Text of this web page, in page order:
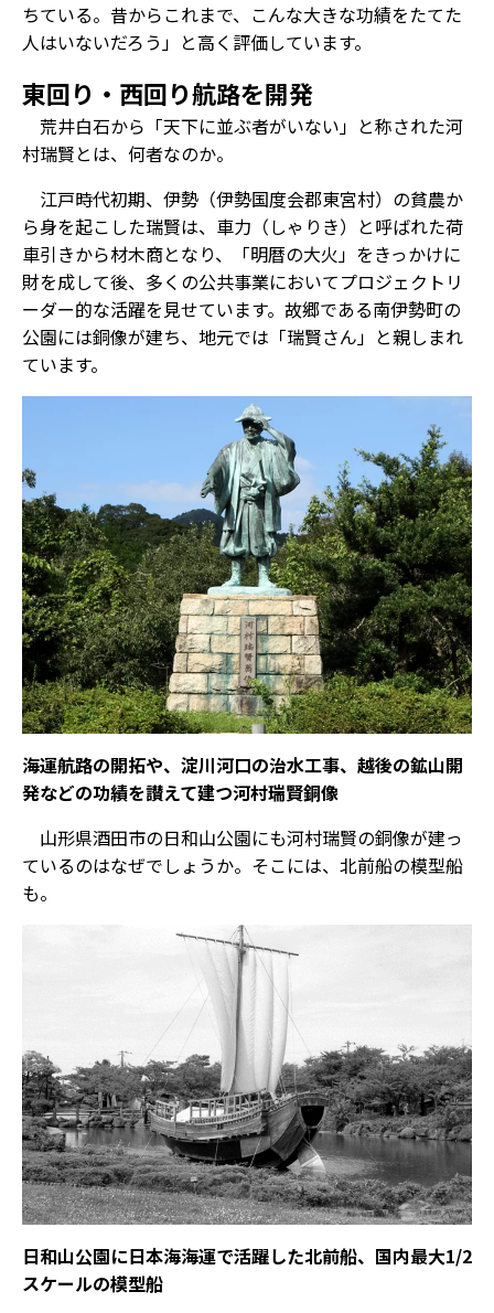
ちている。昔からこれまで、こんな大きな功績をたてた
人はいないだろう」と高く評価しています。
東回り・西回り航路を開発
荒井白石から「天下に並ぶ者がいない」と称された河
村瑞賢とは、何者なのか。
江戸時代初期、伊勢（伊勢国度会郡東宮村）の貧農か
ら身を起こした瑞賢は、車力（しゃりき）と呼ばれた荷
車引きから材木商となり、「明暦の大火」をきっかけに
財を成して後、多くの公共事業においてプロジェクトリ
ーダー的な活躍を見せています。故郷である南伊勢町の
公園には銅像が建ち、地元では「瑞賢さん」と親しまれ
ています。
海運航路の開拓や、淀川河口の治水工事、越後の鉱山開
発などの功績を讃えて建つ河村瑞賢銅像
山形県酒田市の日和山公園にも河村瑞賢の銅像が建っ
ているのはなぜでしょうか。そこには、北前船の模型船
も。
日和山公園に日本海海運で活躍した北前船、国内最大1/2
スケールの模型船